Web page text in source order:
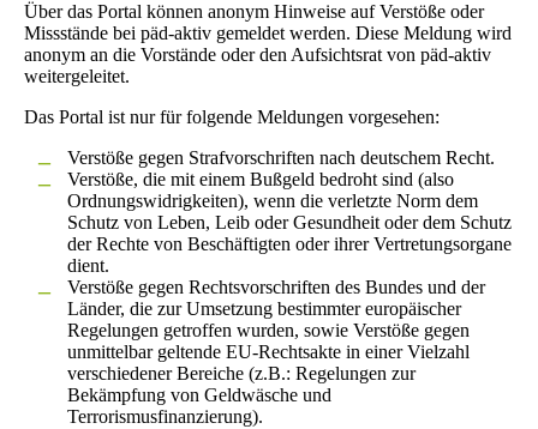
Über das Portal können anonym Hinweise auf Verstöße oder
Missstände bei päd-aktiv gemeldet werden. Diese Meldung wird
anonym an die Vorstände oder den Aufsichtsrat von päd-aktiv
weitergeleitet.
Das Portal ist nur für folgende Meldungen vorgesehen:
Verstöße gegen Strafvorschriften nach deutschem Recht.
Verstöße, die mit einem Bußgeld bedroht sind (also
Ordnungswidrigkeiten), wenn die verletzte Norm dem
Schutz von Leben, Leib oder Gesundheit oder dem Schutz
der Rechte von Beschäftigten oder ihrer Vertretungsorgane
dient.
Verstöße gegen Rechtsvorschriften des Bundes und der
Länder, die zur Umsetzung bestimmter europäischer
Regelungen getroffen wurden, sowie Verstöße gegen
unmittelbar geltende EU-Rechtsakte in einer Vielzahl
verschiedener Bereiche (z.B.: Regelungen zur
Bekämpfung von Geldwäsche und
Terrorismusfinanzierung).